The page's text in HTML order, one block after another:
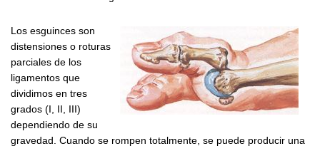
Los esguinces son
distensiones o roturas
parciales de los
ligamentos que
dividimos en tres
grados (I, II, III)
dependiendo de su
gravedad. Cuando se rompen totalmente, se puede producir una